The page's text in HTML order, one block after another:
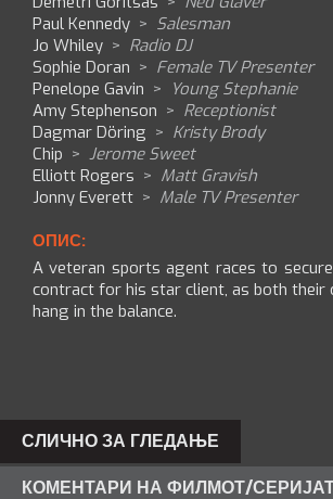
Paul Kennedy > Salesman
Jo Whiley > Radio DJ
Sophie Doran > Female TV Presenter
Penelope Gavin > Young Stephanie
Amy Stephenson > Receptionist
Dagmar Döring > Kristy Brody
Chip > Jerome Sweet
Elliott Rogers > Matt Gravish
Jonny Everett > Male TV Presenter
ОПИС:
A veteran sports agent races to
contract for his star client, as both their
hang in the balance.
СЛИЧНО ЗА ГЛЕДАЊЕ
КОМЕНТАРИ НА ФИЛМОТ/